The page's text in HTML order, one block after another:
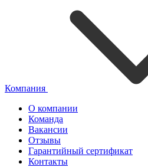
Компания
О компании
Команда
Вакансии
Отзывы
Гарантийный сертификат
Контакты